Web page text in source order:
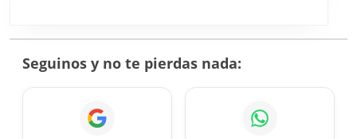
mercado
prevé
que
Seguinos y no te pierdas nada: